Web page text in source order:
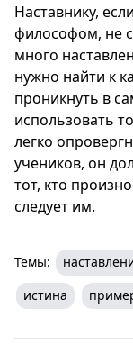
Наставнику,
философом, не
много
нужно найти к
проникнуть в
использовать
легко
учеников, он
тот, кто
следует им.
Темы:
истина